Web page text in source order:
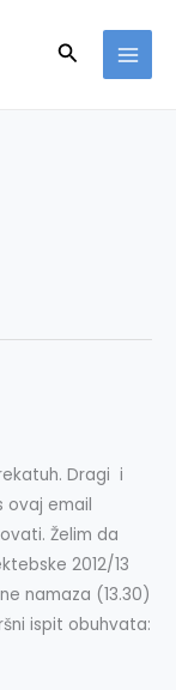
Search
Dragi i
ovaj email
Želim da
2012/13
namaza (13.30)
ispit obuhvata: